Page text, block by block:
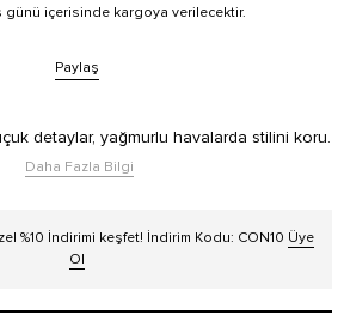
günü içerisinde kargoya verilecektir.
Paylaş
detaylar, yağmurlu havalarda stilini koru.
Daha Fazla Bilgi
%10 İndirimi keşfet! İndirim Kodu: CON10 Üye
Ol